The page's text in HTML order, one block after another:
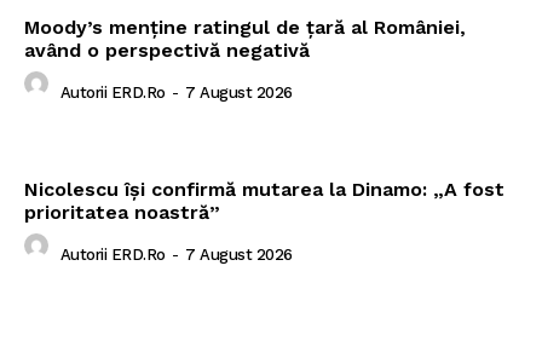
Moody’s menține ratingul de țară al României,
având o perspectivă negativă
Autorii ERD.ro - 7 August 2026
Nicolescu își confirmă mutarea la Dinamo: „A fost
prioritatea noastră”
Autorii ERD.ro - 7 August 2026